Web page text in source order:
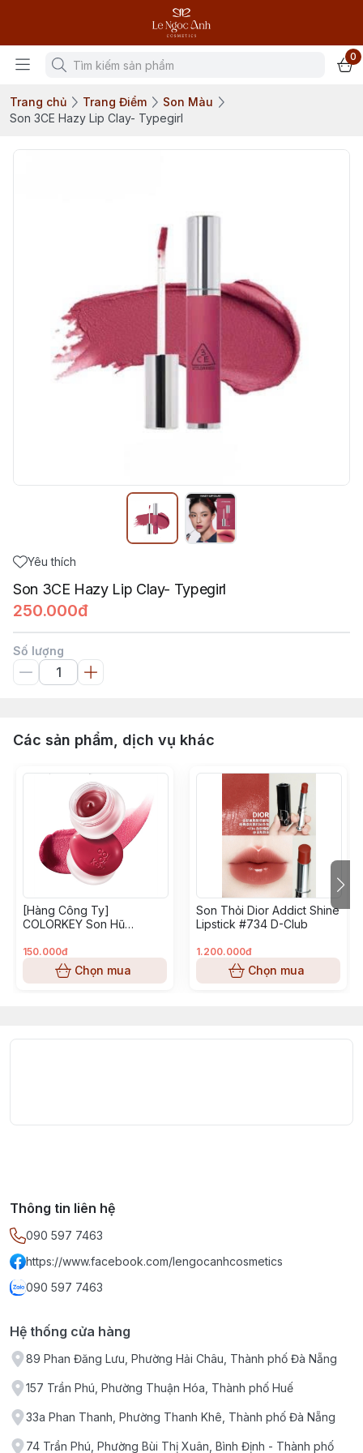
0
Trang chủ Trang Điểm
Son Màu
Son 3CE Hazy Lip Clay- Typegirl
Yêu thích
Son 3CE Hazy Lip Clay- Typegirl
250.000đ
Số lượng
Các sản phẩm, dịch vụ khác
[Hàng Công Ty]
COLORKEY Son Hũ
Purpose Mud - Q06
150.000đ
Chọn mua
Son Thỏi Dior Addict Shine
Lipstick #734 D-Club
1.200.000đ
Chọn mua
Thông tin liên hệ
090 597 7463
https://www.facebook.com/lengocanhcosmetics
090 597 7463
Hệ thống cửa hàng
89 Phan Đăng Lưu, Phường Hải Châu, Thành phố Đà Nẵng
157 Trần Phú, Phường Thuận Hóa, Thành phố Huế
33a Phan Thanh, Phường Thanh Khê, Thành phố Đà Nẵng
74 Trần Phú, Phường Bùi Thị Xuân, Bình Định - Thành phố